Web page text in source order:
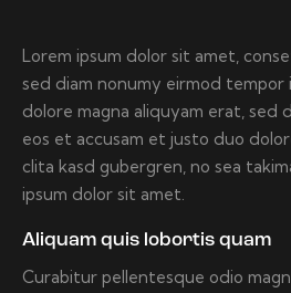
Lorem ipsum dolor sit amet,
sed diam nonumy eirmod
dolore magna aliquyam erat, sed
eos et accusam et justo duo
clita kasd gubergren, no sea
ipsum dolor sit amet.
Aliquam quis lobortis quam
Curabitur pellentesque odio